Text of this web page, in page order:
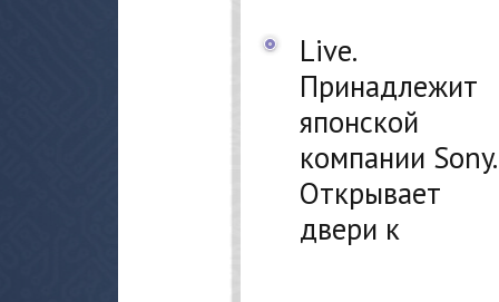
Live.
Принадлежит
японской
компании Sony.
Открывает
двери к